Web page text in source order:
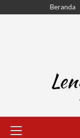
Beranda
Menu